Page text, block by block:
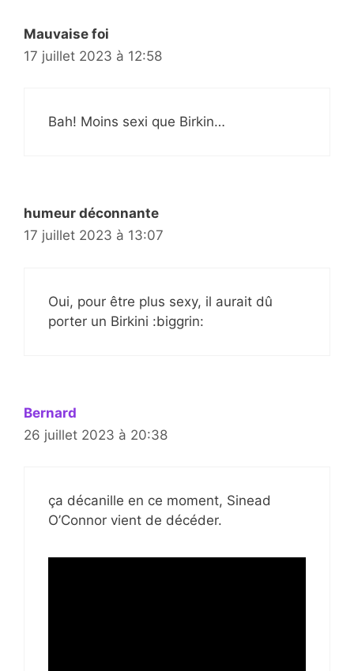
Mauvaise foi
17 juillet 2023 à 12:58
Bah! Moins sexi que Birkin…
humeur déconnante
17 juillet 2023 à 13:07
Oui, pour être plus sexy, il aurait dû
porter un Birkini :biggrin:
Bernard
26 juillet 2023 à 20:38
ça décanille en ce moment, Sinead
O’Connor vient de décéder.